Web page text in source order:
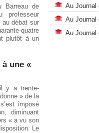
Barreau de
professeur
au débat sur
quatre
plutôt à un
une «
y a trente-
» de la
imposé
diminuant
« a vu son
Le
Au Journal
Au Journal
Au Journal